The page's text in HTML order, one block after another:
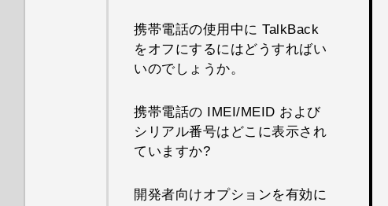
携帯電話の使用中に TalkBack
をオフにするにはどうすればい
いのでしょうか。
携帯電話の IMEI/MEID および
シリアル番号はどこに表示され
ていますか?
開発者向けオプションを有効に